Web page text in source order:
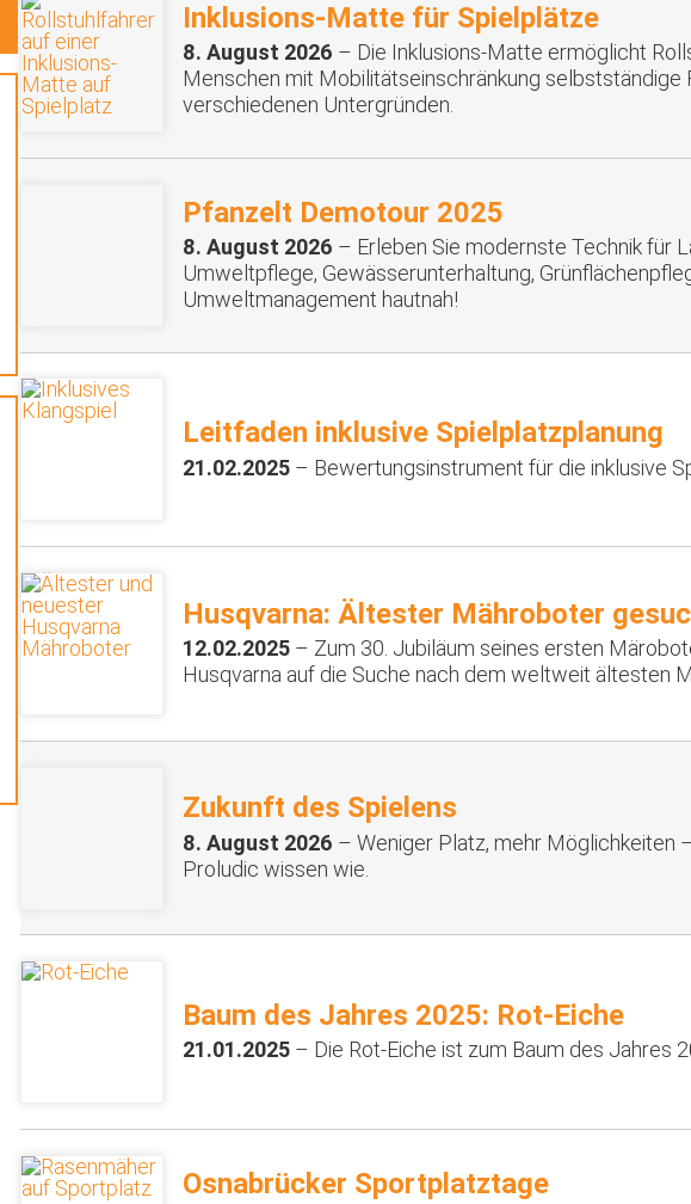
Inklusions-Matte für Spielplätze
8. August 2026 – Die Inklusions-Matte ermöglicht
Menschen mit Mobilitätseinschränkung selbstständige
verschiedenen Untergründen.
Pfanzelt Demotour 2025
8. August 2026 – Erleben Sie modernste Technik für
Umweltpflege, Gewässerunterhaltung,
Umweltmanagement hautnah!
Leitfaden inklusive Spielplatzplanung
21.02.2025 – Bewertungsinstrument für die inklusive
Husqvarna: Ältester Mähroboter
12.02.2025 – Zum 30. Jubiläum seines ersten
Husqvarna auf die Suche nach dem weltweit ältesten
Zukunft des Spielens
8. August 2026 – Weniger Platz, mehr Möglichkeiten
Proludic wissen wie.
Baum des Jahres 2025: Rot-Eiche
21.01.2025 – Die Rot-Eiche ist zum Baum des Jahres
Osnabrücker Sportplatztage